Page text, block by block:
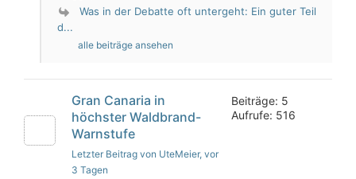
Was in der Debatte oft untergeht: Ein guter Teil
d...
alle beiträge ansehen
Gran Canaria in
höchster Waldbrand-
Warnstufe
Letzter Beitrag von UteMeier, vor
3 Tagen
Beiträge: 5
Aufrufe: 516